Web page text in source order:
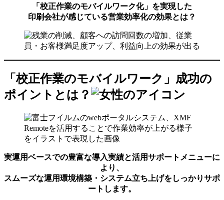
「校正作業のモバイルワーク化」を実現した
印刷会社が感じている営業効率化の効果とは？
「校正作業のモバイルワーク」成功の
ポイントとは？
実運用ベースでの豊富な導入実績と活用サポートメニューに
より、
スムーズな運用環境構築・システム立ち上げをしっかりサポ
ートします。